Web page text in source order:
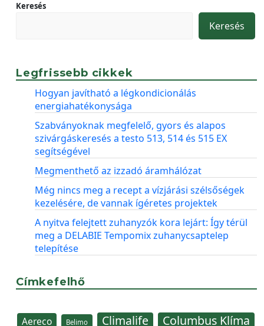
Keresés
Keresés
Legfrissebb cikkek
Hogyan javítható a légkondicionálás
energiahatékonysága
Szabványoknak megfelelő, gyors és alapos
szivárgáskeresés a testo 513, 514 és 515 EX
segítségével
Megmenthető az izzadó áramhálózat
Még nincs meg a recept a vízjárási szélsőségek
kezelésére, de vannak ígéretes projektek
A nyitva felejtett zuhanyzók kora lejárt: Így térül
meg a DELABIE Tempomix zuhanycsaptelep
telepítése
Címkefelhő
Aereco Belimo Climalife Columbus Klíma